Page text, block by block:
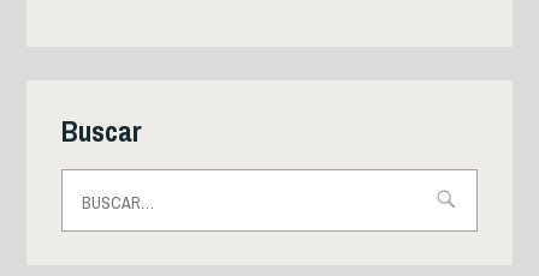
Buscar